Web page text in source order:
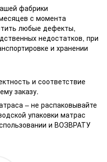
фабрики
с момента
любые дефекты,
недостатков, при
и хранении
и соответствие
заказу.
– не распаковывайте
упаковки матрас
и ВОЗВРАТУ